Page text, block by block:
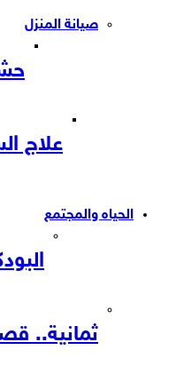
صيانة المنزل
علاج
الحياه والمجتمع
ثمانية..